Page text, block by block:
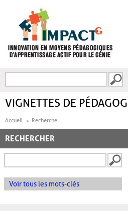
FORMULAIRE DE
VIGNETTES DE
Accueil Recherche
RECHERCHER
Voir tous les mots-clés